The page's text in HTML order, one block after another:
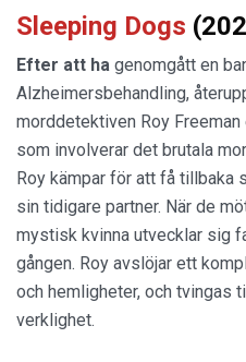
Sleeping Dogs
Efter att ha genomgått en
Alzheimersbehandling,
morddetektiven Roy
som involverar det brutala
Roy kämpar för att få tillbaka
sin tidigare partner. När de
mystisk kvinna utvecklar sig
gången. Roy avslöjar ett
och hemligheter, och tvingas
verklighet.